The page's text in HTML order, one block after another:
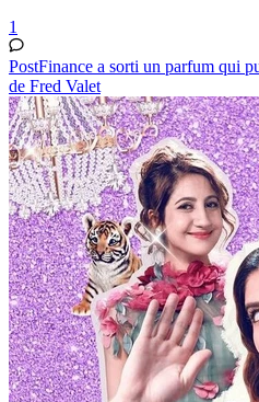
1
PostFinance a sorti un parfum qui
de Fred Valet